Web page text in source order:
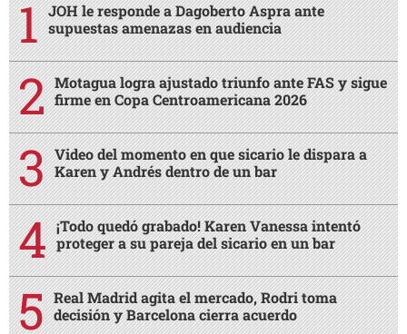
JOH le responde a Dagoberto Aspra ante
supuestas amenazas en audiencia
Motagua logra ajustado triunfo ante FAS y sigue
firme en Copa Centroamericana 2026
Video del momento en que sicario le dispara a
Karen y Andrés dentro de un bar
¡Todo quedó grabado! Karen Vanessa intentó
proteger a su pareja del sicario en un bar
Real Madrid agita el mercado, Rodri toma
decisión y Barcelona cierra acuerdo